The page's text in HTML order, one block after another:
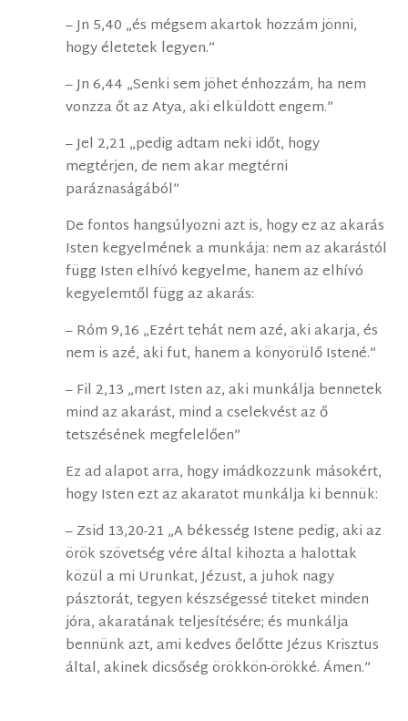
– Jn 5,40 „és mégsem akartok hozzám jönni,
hogy életetek legyen.”
– Jn 6,44 „Senki sem jöhet énhozzám, ha nem
vonzza őt az Atya, aki elküldött engem.”
– Jel 2,21 „pedig adtam neki időt, hogy
megtérjen, de nem akar megtérni
paráznaságából”
De fontos hangsúlyozni azt is, hogy ez az akarás
Isten kegyelmének a munkája: nem az akarástól
függ Isten elhívó kegyelme, hanem az elhívó
kegyelemtől függ az akarás:
– Róm 9,16 „Ezért tehát nem azé, aki akarja, és
nem is azé, aki fut, hanem a könyörülő Istené.”
– Fil 2,13 „mert Isten az, aki munkálja bennetek
mind az akarást, mind a cselekvést az ő
tetszésének megfelelően”
Ez ad alapot arra, hogy imádkozzunk másokért,
hogy Isten ezt az akaratot munkálja ki bennük:
– Zsid 13,20-21 „A békesség Istene pedig, aki az
örök szövetség vére által kihozta a halottak
közül a mi Urunkat, Jézust, a juhok nagy
pásztorát, tegyen készségessé titeket minden
jóra, akaratának teljesítésére; és munkálja
bennünk azt, ami kedves őelőtte Jézus Krisztus
által, akinek dicsőség örökkön-örökké. Ámen.”